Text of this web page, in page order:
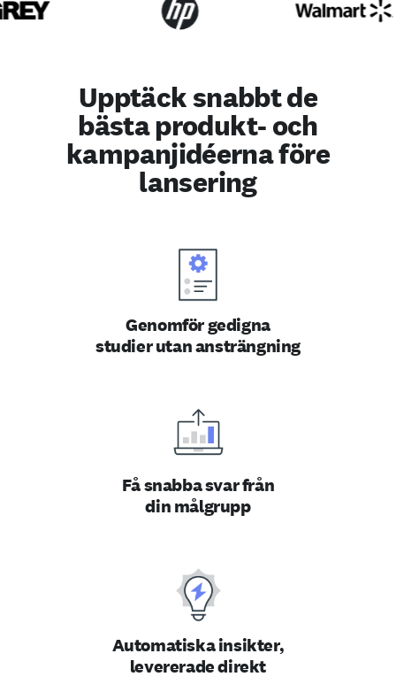
Upptäck snabbt de
bästa produkt- och
kampanjidéerna före
lansering
Genomför gedigna
studier utan ansträngning
Få snabba svar från
din målgrupp
Automatiska insikter,
levererade direkt